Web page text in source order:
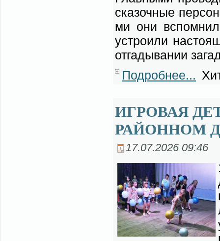
ска­зоч­ные
ми они
устро­и­ли
от­га­ды­ва­нии
Подробнее...
ИГРОВАЯ
РАЙОННОМ
17.07.2026 09:46